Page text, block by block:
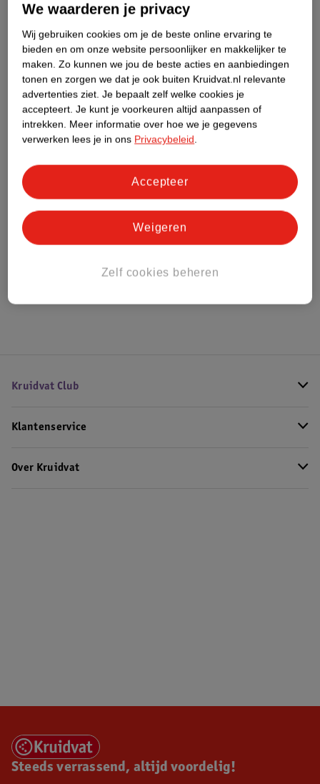
Nature Impact Score
Dit product heeft (nog) geen Nature
Impact Score.
Bestel & Bezorginformatie
Bekijk ook
Kruidvat Club
Klantenservice
Over Kruidvat
Steeds verrassend, altijd voordelig!
We waarderen je privacy
Wij gebruiken cookies om je de beste online ervaring te
bieden en om onze website persoonlijker en makkelijker te
maken. Zo kunnen we jou de beste acties en aanbiedingen
tonen en zorgen we dat je ook buiten Kruidvat.nl relevante
advertenties ziet. Je bepaalt zelf welke cookies je
accepteert. Je kunt je voorkeuren altijd aanpassen of
intrekken. Meer informatie over hoe we je gegevens
verwerken lees je in ons Privacybeleid.
Zelf cookies beheren
Weigeren
Accepteer